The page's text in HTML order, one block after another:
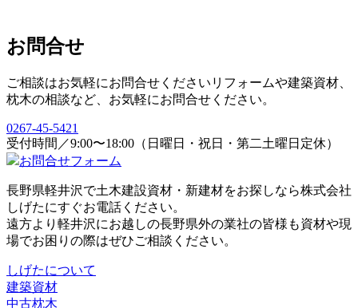
お問合せ
ご相談はお気軽にお問合せください リフォームや建築資材、
枕木の相談など、お気軽にお問合せください。
0267-45-5421
受付時間／9:00〜18:00（日曜日・祝日・第二土曜日定休）
お問合せフォーム
長野県軽井沢で土木建設資材・新建材をお探しなら株式会社
しげたにすぐお電話ください。
遠方より軽井沢にお越しの長野県外の業社の皆様も資材や現
場でお困りの際はぜひご相談ください。
しげたについて
建築資材
中古枕木